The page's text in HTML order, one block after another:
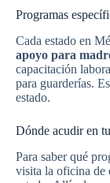
Programas
Cada estado en
apoyo para
capacitación
para guarderías.
estado.
Dónde acudir en
Para saber qué
visita la oficina de